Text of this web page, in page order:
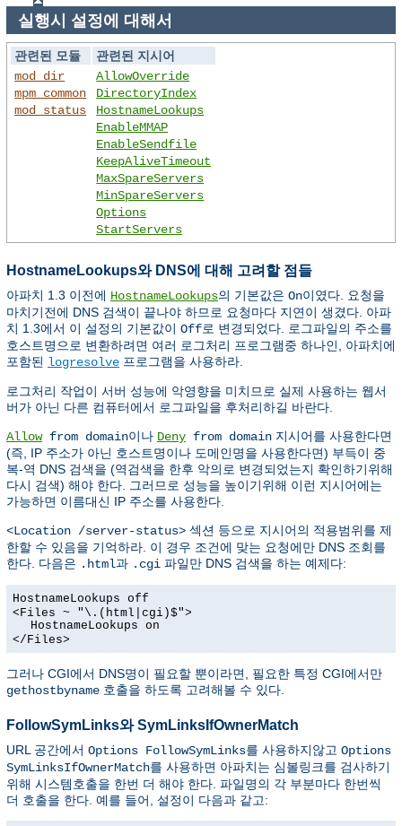
실행시 설정에 대해서
관련된 모듈
관련된 지시어
mod_dir
mpm_common
mod_status
AllowOverride
DirectoryIndex
HostnameLookups
EnableMMAP
EnableSendfile
KeepAliveTimeout
MaxSpareServers
MinSpareServers
Options
StartServers
HostnameLookups와 DNS에 대해 고려할 점들
아파치 1.3 이전에 HostnameLookups의 기본값은 On이였다. 요청을
마치기전에 DNS 검색이 끝나야 하므로 요청마다 지연이 생겼다. 아파
치 1.3에서 이 설정의 기본값이 Off로 변경되었다. 로그파일의 주소를
호스트명으로 변환하려면 여러 로그처리 프로그램중 하나인, 아파치에
포함된 logresolve 프로그램을 사용하라.
로그처리 작업이 서버 성능에 악영향을 미치므로 실제 사용하는 웹서
버가 아닌 다른 컴퓨터에서 로그파일을 후처리하길 바란다.
Allowfrom domain이나 Deny from domain 지시어를 사용한다면
(즉, IP 주소가 아닌 호스트명이나 도메인명을 사용한다면) 부득이 중
복-역 DNS 검색을 (역검색을 한후 악의로 변경되었는지 확인하기위해
다시 검색) 해야 한다. 그러므로 성능을 높이기위해 이런 지시어에는
가능하면 이름대신 IP 주소를 사용한다.
<Location /server-status> 섹션 등으로 지시어의 적용범위를 제
한할 수 있음을 기억하라. 이 경우 조건에 맞는 요청에만 DNS 조회를
한다. 다음은 .html과 .cgi 파일만 DNS 검색을 하는 예제다:
HostnameLookups off
<Files ~ "\.(html|cgi)$">
HostnameLookups on
</Files>
그러나 CGI에서 DNS명이 필요할 뿐이라면, 필요한 특정 CGI에서만
gethostbyname 호출을 하도록 고려해볼 수 있다.
FollowSymLinks와 SymLinksIfOwnerMatch
URL 공간에서 Options FollowSymLinks를 사용하지않고 Options
SymLinksIfOwnerMatch를 사용하면 아파치는 심볼링크를 검사하기
위해 시스템호출을 한번 더 해야 한다. 파일명의 각 부분마다 한번씩
더 호출을 한다. 예를 들어, 설정이 다음과 같고: